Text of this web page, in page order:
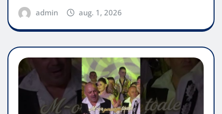
admin aug. 1, 2026